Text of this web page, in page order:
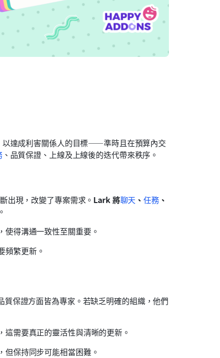
以達成利害關係人的目標——準時且在預算內交
、品質保證、上線及上線後的迭代帶來秩序。
出現，改變了專案需求。 Lark 將聊天 、任務、
使得溝通一致性至關重要。
繁更新。
質保證方面皆為專家。若缺乏明確的組織，他們
需要真正的靈活性與清晰的更新。
保持同步可能相當困難。